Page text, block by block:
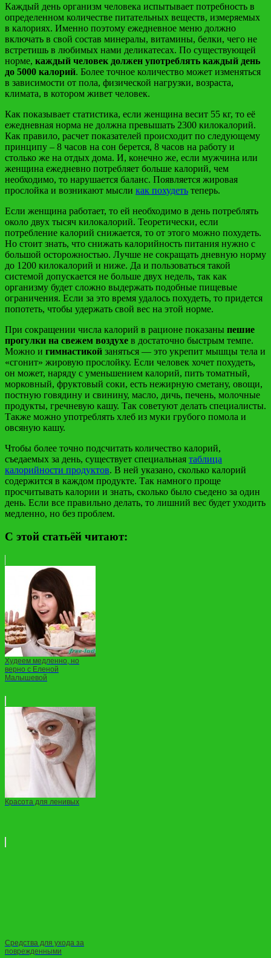
Каждый день организм человека испытывает потребность в
определенном количестве питательных веществ, измеряемых
в калориях. Именно поэтому ежедневное меню должно
включать в свой состав минералы, витамины, белки, чего не
встретишь в любимых нами деликатесах. По существующей
норме, каждый человек должен употреблять каждый день
до 5000 калорий. Более точное количество может изменяться
в зависимости от пола, физической нагрузки, возраста,
климата, в котором живет человек.
Как показывает статистика, если женщина весит 55 кг, то её
ежедневная норма не должна превышать 2300 килокалорий.
Как правило, расчет показателей происходит по следующему
принципу – 8 часов на сон берется, 8 часов на работу и
столько же на отдых дома. И, конечно же, если мужчина или
женщина ежедневно потребляет больше калорий, чем
необходимо, то нарушается баланс. Появляется жировая
прослойка и возникают мысли как похудеть теперь.
Если женщина работает, то ей необходимо в день потреблять
около двух тысяч килокалорий. Теоретически, если
потребление калорий снижается, то от этого можно похудеть.
Но стоит знать, что снижать калорийность питания нужно с
большой осторожностью. Лучше не сокращать дневную норму
до 1200 килокалорий и ниже. Да и пользоваться такой
системой допускается не больше двух недель, так как
организму будет сложно выдержать подобные пищевые
ограничения. Если за это время удалось похудеть, то придется
попотеть, чтобы удержать свой вес на этой норме.
При сокращении числа калорий в рационе показаны пешие
прогулки на свежем воздухе в достаточно быстрым темпе.
Можно и гимнастикой заняться — это укрепит мышцы тела и
«сгонит» жировую прослойку. Если человек хочет похудеть,
он может, наряду с уменьшением калорий, пить томатный,
морковный, фруктовый соки, есть нежирную сметану, овощи,
постную говядину и свинину, масло, дичь, печень, молочные
продукты, гречневую кашу. Так советуют делать специалисты.
Также можно употреблять хлеб из муки грубого помола и
овсяную кашу.
Чтобы более точно подсчитать количество калорий,
съедаемых за день, существует специальная таблица
калорийности продуктов. В ней указано, сколько калорий
содержится в каждом продукте. Так намного проще
просчитывать калории и знать, сколько было съедено за один
день. Если все правильно делать, то лишний вес будет уходить
медленно, но без проблем.
С этой статьёй читают:
Худеем медленно, но
верно с Еленой
Малышевой
Красота для ленивых
Средства для ухода за
поврежденными